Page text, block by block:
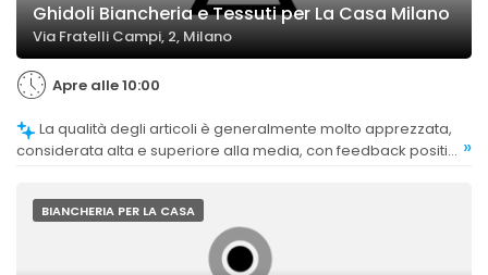
Ghidoli Biancheria e Tessuti per La Casa Milano
Via Fratelli Campi, 2, Milano
Apre alle 10:00
considerata alta e superiore alla media, con feedback positivi »
BIANCHERIA PER LA CASA